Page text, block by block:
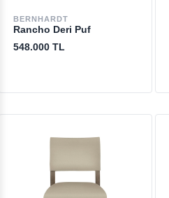
BERNHARDT
Rancho Deri Puf
548.000 TL